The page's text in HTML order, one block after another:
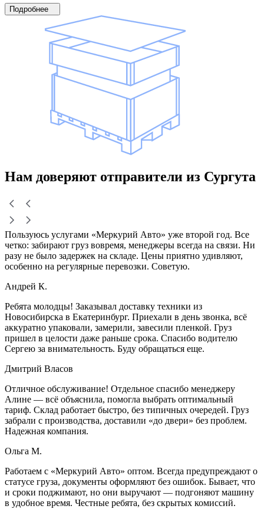
Подробнее
Нам доверяют отправители из Сургута
Пользуюсь услугами «Меркурий Авто» уже второй год. Все
четко: забирают груз вовремя, менеджеры всегда на связи. Ни
разу не было задержек на складе. Цены приятно удивляют,
особенно на регулярные перевозки. Советую.
Андрей К.
Ребята молодцы! Заказывал доставку техники из
Новосибирска в Екатеринбург. Приехали в день звонка, всё
аккуратно упаковали, замерили, завесили пленкой. Груз
пришел в целости даже раньше срока. Спасибо водителю
Сергею за внимательность. Буду обращаться еще.
Дмитрий Власов
Отличное обслуживание! Отдельное спасибо менеджеру
Алине — всё объяснила, помогла выбрать оптимальный
тариф. Склад работает быстро, без типичных очередей. Груз
забрали с производства, доставили «до двери» без проблем.
Надежная компания.
Ольга М.
Работаем с «Меркурий Авто» оптом. Всегда предупреждают о
статусе груза, документы оформляют без ошибок. Бывает, что
и сроки поджимают, но они выручают — подгоняют машину
в удобное время. Честные ребята, без скрытых комиссий.